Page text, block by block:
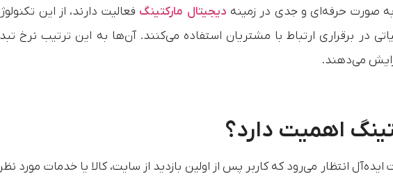
به صورت حرفه‌ای و جدی در زمینه دیجیتال مارکتینگ فعالیت دارند، از این
در برقراری ارتباط با مشتریان استفاده می‌کنند. آن‌ها به این ترتیب نرخ
می‌دهند.
اهمیت دارد؟
‌ایده‌آل انتظار می‌رود که کاربر پس از اولین بازدید از سایت، کالا یا خدمات مورد